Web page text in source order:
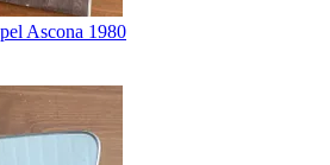
Ascona 1980